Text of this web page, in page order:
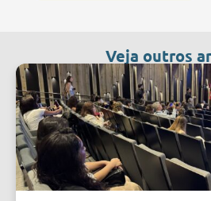
Veja outros